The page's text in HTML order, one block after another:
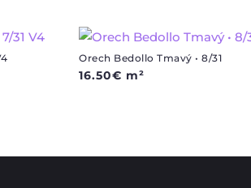
Orech Bedollo Tmavý • 8/31
16.50€ m²